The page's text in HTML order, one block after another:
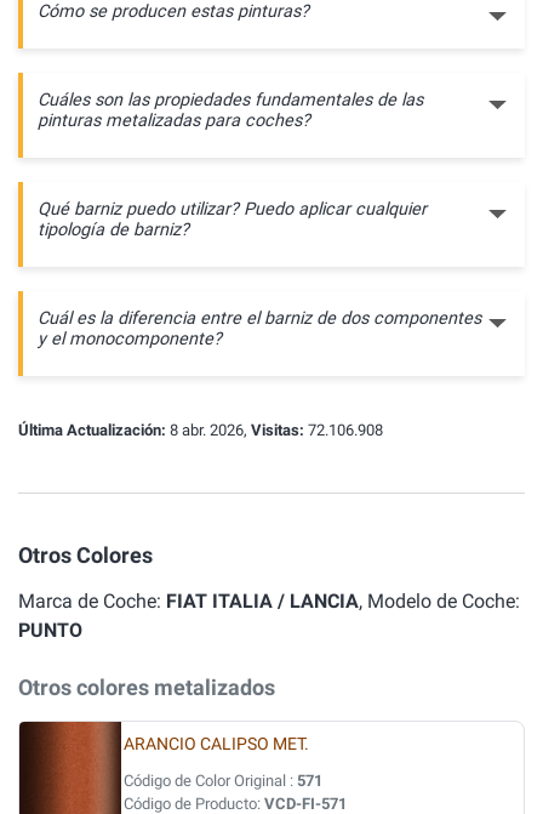
Cómo se producen estas pinturas?
Cuáles son las propiedades fundamentales de las
pinturas metalizadas para coches?
Qué barniz puedo utilizar? Puedo aplicar cualquier
tipología de barniz?
Cuál es la diferencia entre el barniz de dos componentes
y el monocomponente?
Última Actualización: 8 abr. 2026, Visitas: 72.106.908
Otros Colores
Marca de Coche: FIAT ITALIA / LANCIA, Modelo de Coche:
PUNTO
Otros colores metalizados
ARANCIO CALIPSO MET.
Código de Color Original : 571
Código de Producto: VCD-FI-571